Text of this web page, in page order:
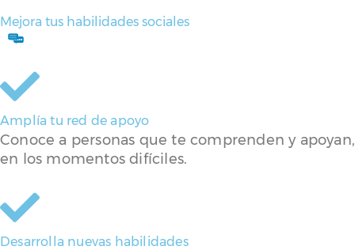
Mejora tus habilidades sociales
Amplía tu red de apoyo
Conoce a personas que te comprenden y apoyan,
en los momentos difíciles.
Desarrolla nuevas habilidades